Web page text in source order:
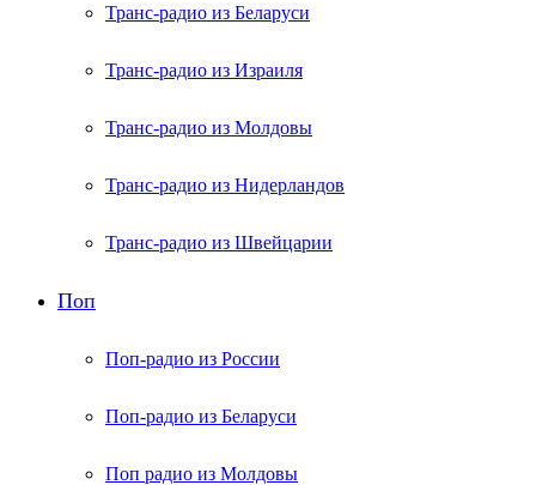
Транс-радио из Беларуси
Транс-радио из Израиля
Транс-радио из Молдовы
Транс-радио из Нидерландов
Транс-радио из Швейцарии
Поп
Поп-радио из России
Поп-радио из Беларуси
Поп радио из Молдовы